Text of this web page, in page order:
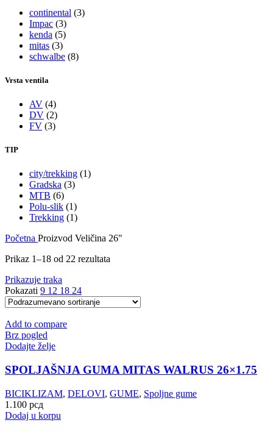
continental (3)
Impac (3)
kenda (5)
mitas (3)
schwalbe (8)
Vrsta ventila
AV (4)
DV (2)
FV (3)
TIP
city/trekking (1)
Gradska (3)
MTB (6)
Polu-slik (1)
Trekking (1)
Početna Proizvod Veličina 26"
Prikaz 1–18 od 22 rezultata
Prikazuje traka
Pokazati 9 12 18 24
Add to compare
Brz pogled
Dodajte želje
SPOLJAŠNJA GUMA MITAS WALRUS 26×1.75
BICIKLIZAM, DELOVI, GUME, Spoljne gume
1.100 рсд
Dodaj u korpu